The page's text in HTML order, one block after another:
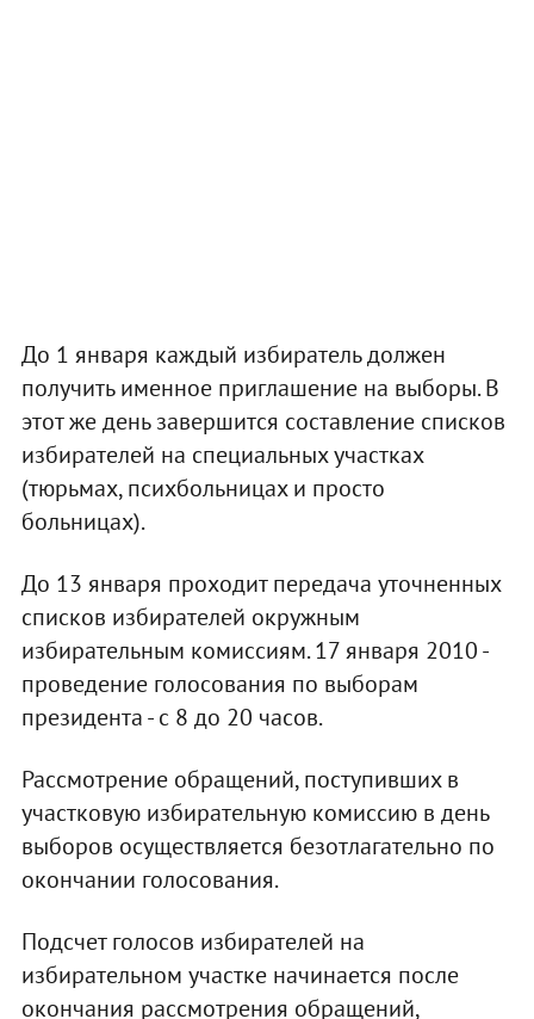
До 1 января каждый избиратель должен
получить именное приглашение на выборы. В
этот же день завершится составление списков
избирателей на специальных участках
(тюрьмах, психбольницах и просто
больницах).
До 13 января проходит передача уточненных
списков избирателей окружным
избирательным комиссиям. 17 января 2010 -
проведение голосования по выборам
президента - с 8 до 20 часов.
Рассмотрение обращений, поступивших в
участковую избирательную комиссию в день
выборов осуществляется безотлагательно по
окончании голосования.
Подсчет голосов избирателей на
избирательном участке начинается после
окончания рассмотрения обращений,